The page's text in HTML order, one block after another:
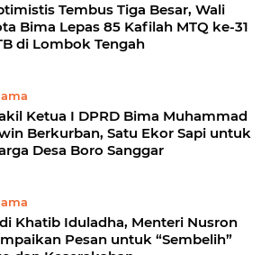
Tembus Tiga Besar, Wali
Bima Lepas 85 Kafilah MTQ ke-31
di Lombok Tengah
Ketua I DPRD Bima Muhammad
Berkurban, Satu Ekor Sapi untuk
Desa Boro Sanggar
Khatib Iduladha, Menteri Nusron
Pesan untuk “Sembelih”